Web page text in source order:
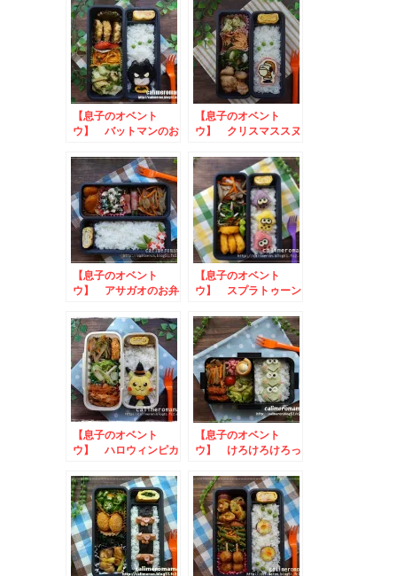
弁当
【息子のオベント
ウ】 バットマンのお
【息子のオベント
ウ】 クリスマススヌ
イチビキごはん
【息子のオベント
ウ】 アサガオのお弁
【息子のオベント
ウ】 スプラトゥーン
【息子のオベント
ウ】 ハロウィンピカ
【息子のオベント
ウ】 けろけろけろっ